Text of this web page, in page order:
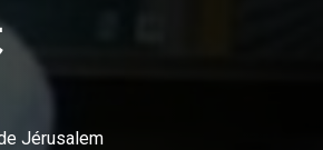
Jérusalem